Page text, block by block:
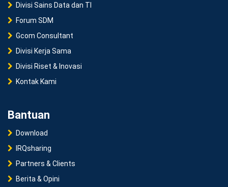
Divisi Sains Data dan TI
Forum SDM
Gcom Consultant
Divisi Kerja Sama
Divisi Riset & Inovasi
Kontak Kami
Bantuan
Download
IRQsharing
Partners & Clients
Berita & Opini